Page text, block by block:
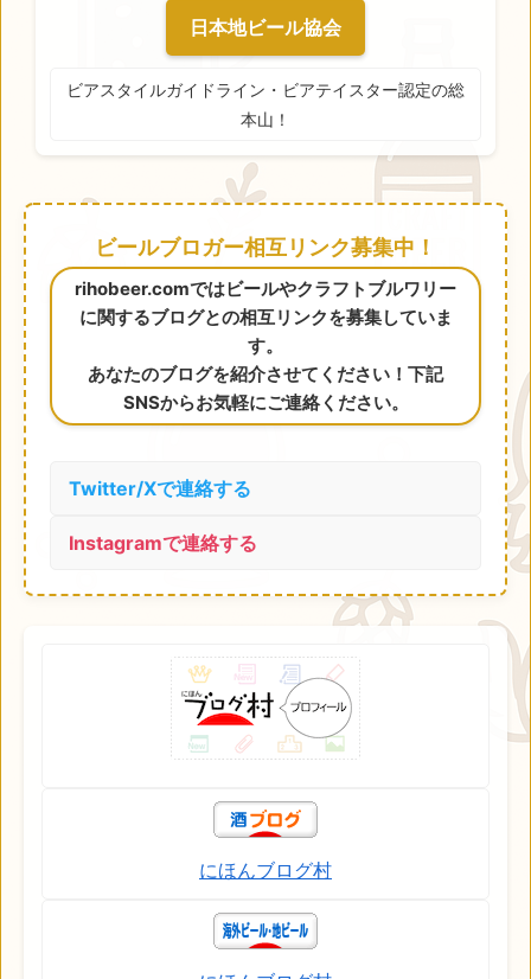
日本地ビール協会
ビアスタイルガイドライン・ビアテイスター認定の総
本山！
ビールブロガー相互リンク募集中！
rihobeer.comではビールやクラフトブルワリー
に関するブログとの相互リンクを募集していま
す。
あなたのブログを紹介させてください！下記
SNSからお気軽にご連絡ください。
Twitter/Xで連絡する
Instagramで連絡する
にほんブログ村